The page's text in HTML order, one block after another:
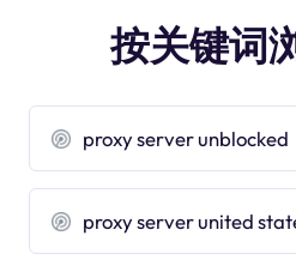
按关键词
proxy server unblocked
proxy server united